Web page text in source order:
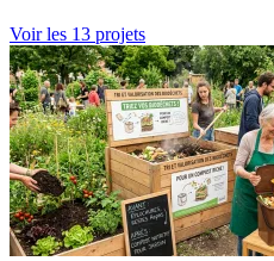
Voir les 13 projets